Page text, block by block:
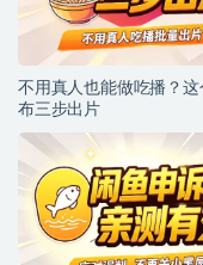
不用真人也能做吃播？这
布三步出片